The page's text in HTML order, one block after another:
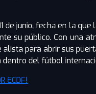
de junio, fecha en la que
su público. Con una
para abrir sus
dentro del fútbol
ECDF!